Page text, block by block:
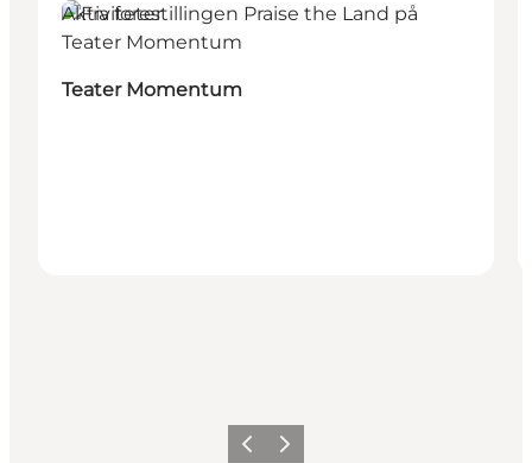
Aktiviteter
Teater Momentum
ForrigeNæste